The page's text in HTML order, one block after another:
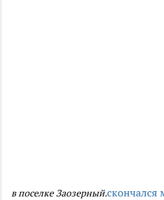
в поселке Заозерный.скончался